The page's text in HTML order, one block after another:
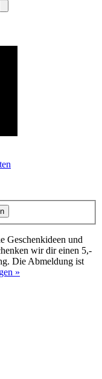
Geschenkideen und
wir dir einen 5,-
Die Abmeldung ist
»